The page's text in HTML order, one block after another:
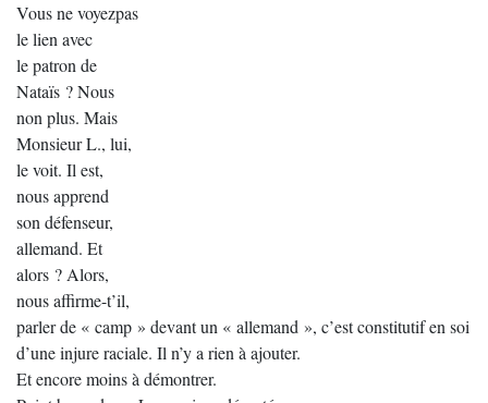
Vous ne voyezpas
le lien avec
le patron de
Nataïs ? Nous
non plus. Mais
Monsieur L., lui,
le voit. Il est,
nous apprend
son défenseur,
allemand. Et
alors ? Alors,
nous affirme-t’il,
parler de « camp » devant un « allemand », c’est constitutif en soi
d’une injure raciale. Il n’y a rien à ajouter.
Et encore moins à démontrer.